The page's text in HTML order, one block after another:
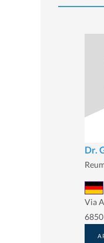
Dr.
Via